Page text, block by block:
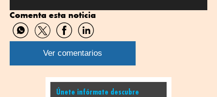
Twitter
Comenta esta noticia
Compartir
por
WhatsApp
Compartir
por
Twitter
Compartir
por
Facebook
Compartir
por
Linkedin
Ver comentarios
Únete infórmate descubre